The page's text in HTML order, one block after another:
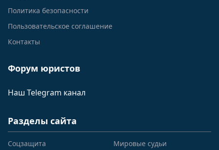
Политика безопасности
Пользовательское соглашение
Контакты
Форум юристов
Наш Telegram канал
Разделы сайта
Соцзащита
Мировые судьи